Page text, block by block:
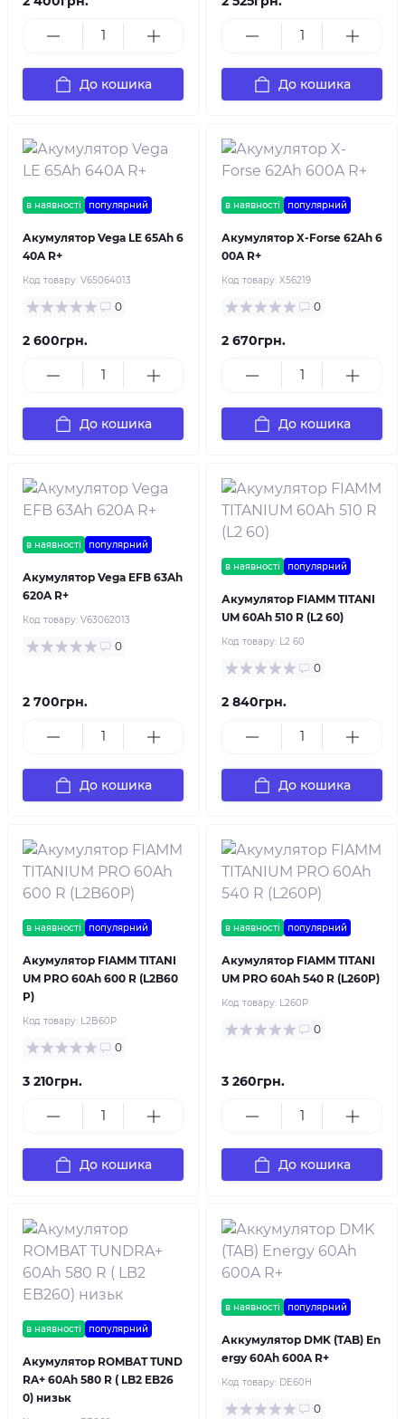
До кошика До кошика
в наявності популярний
Акумулятор Vega LE 65Ah 6
40A R+
Код товару: V65064013
0
2 600грн.
До кошика
в наявності популярний
Акумулятор X-Forse 62Ah 6
00A R+
Код товару: X56219
0
2 670грн.
До кошика
в наявності популярний
Акумулятор Vega EFB 63Ah
620A R+
Код товару: V63062013
0
2 700грн.
До кошика
в наявності популярний
Акумулятор FIAMM TITANI
UM 60Ah 510 R (L2 60)
Код товару: L2 60
0
2 840грн.
До кошика
в наявності популярний
Акумулятор FIAMM TITANI
UM PRO 60Ah 600 R (L2B60
P)
Код товару: L2B60P
0
3 210грн.
До кошика
в наявності популярний
Акумулятор FIAMM TITANI
UM PRO 60Ah 540 R (L260P)
Код товару: L260P
0
3 260грн.
До кошика
в наявності популярний
Акумулятор ROMBAT TUND
RA+ 60Ah 580 R ( LB2 EB26
0) низьк
в наявності популярний
Аккумулятор DMK (TAB) En
ergy 60Ah 600A R+
Код товару: DE60H
0